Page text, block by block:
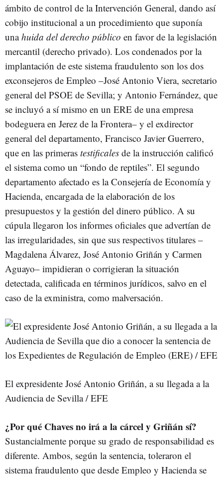
ámbito de control de la Intervención General, dando así
cobijo institucional a un procedimiento que suponía
unahuida del derecho público en favor de la legislación
mercantil (derecho privado). Los condenados por la
implantación de este sistema fraudulento son los dos
exconsejeros de Empleo –José Antonio Viera, secretario
general del PSOE de Sevilla; y Antonio Fernández, que
se incluyó a sí mismo en un ERE de una empresa
bodeguera en Jerez de la Frontera– y el exdirector
general del departamento, Francisco Javier Guerrero,
que en las primeras testificales de la instrucción calificó
el sistema como un “fondo de reptiles”. El segundo
departamento afectado es la Consejería de Economía y
Hacienda, encargada de la elaboración de los
presupuestos y la gestión del dinero público. A su
cúpula llegaron los informes oficiales que advertían de
las irregularidades, sin que sus respectivos titulares –
Magdalena Álvarez, José Antonio Griñán y Carmen
Aguayo– impidieran o corrigieran la situación
detectada, calificada en términos jurídicos, salvo en el
caso de la exministra, como malversación.
El expresidente José Antonio Griñán, a su llegada a la
Audiencia de Sevilla / EFE
¿Por qué Chaves no irá a la cárcel y Griñán sí?
Sustancialmente porque su grado de responsabilidad es
diferente. Ambos, según la sentencia, toleraron el
sistema fraudulento que desde Empleo y Hacienda se